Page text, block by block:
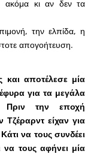
κι αν δεν τα
την ελπίδα, η
απογοήτευση.
αποτέλεσε μία
για τα μεγάλα
την εποχή
είχαν για
να τους συνδέει
τους αφήνει μία